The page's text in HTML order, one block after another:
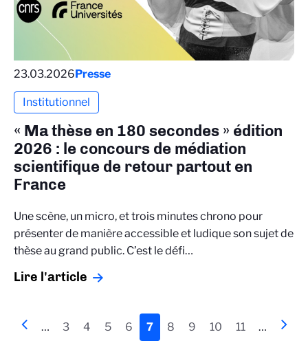
23.03.2026Presse
Institutionnel
« Ma thèse en 180 secondes » édition
2026 : le concours de médiation
scientifique de retour partout en
France
Une scène, un micro, et trois minutes chrono pour
présenter de manière accessible et ludique son sujet de
thèse au grand public. C’est le défi…
Lire l'article
Pagination
Page
‹‹ … Page
3 Page
4 Page
5 Page
6
Page
actuelle
7 Page
8 Page
9 Page
10 Page
11 …
Page
››